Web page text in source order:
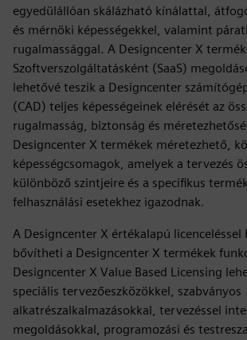
egyedülállóan skálázható kínálattal,
és mérnöki képességekkel, valamint
rugalmassággal. A Designcenter X
Szoftverszolgáltatásként (SaaS)
lehetővé teszik a Designcenter
(CAD) teljes képességeinek elérését az
rugalmasság, biztonság és
Designcenter X termékek méretezhető,
képességcsomagok, amelyek a tervezés
különböző szintjeire és a specifikus
felhasználási esetekhez igazodnak.
A Designcenter X értékalapú
bővítheti a Designcenter X termékek
Designcenter X Value Based Licensing
speciális tervezőeszközökkel, szabványos
alkatrészalkalmazásokkal, tervezéssel
megoldásokkal, programozási és